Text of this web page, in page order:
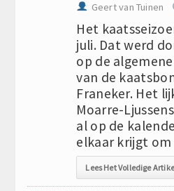
Geert van Tuinen
Het
juli. Dat werd
op de
van de
Franeker. Het
Moarre-
al op de
elkaar krijgt om
Lees Het Volledige